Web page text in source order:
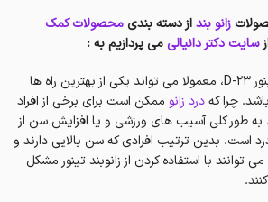
زانو بنداز دسته بندی محصولات کمک
سایت دکتر دانیالیمی پردازیم به :
زانوبند کشی فرم دار تینور D-23، معمولا می تواند یکی از بهترین راه ها
چرا کهدرد زانو ممکن است برای برخی از افراد
طور کلی آسیب های ورزشی و یا افزایش سن از
است. بدین ترتیب افرادی که سن بالایی دارند و
توانند با استفاده کردن از زانوبند تینور مشکل